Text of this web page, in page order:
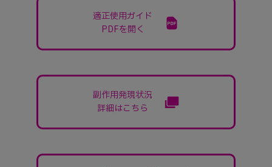
適正使用ガイド
PDFを開く
副作用発現状況
詳細はこちら